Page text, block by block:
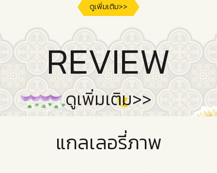
ดูเพิ่มเติม>>
REVIEW
ดูเพิ่มเติม>>
แกลเลอรี่ภาพ